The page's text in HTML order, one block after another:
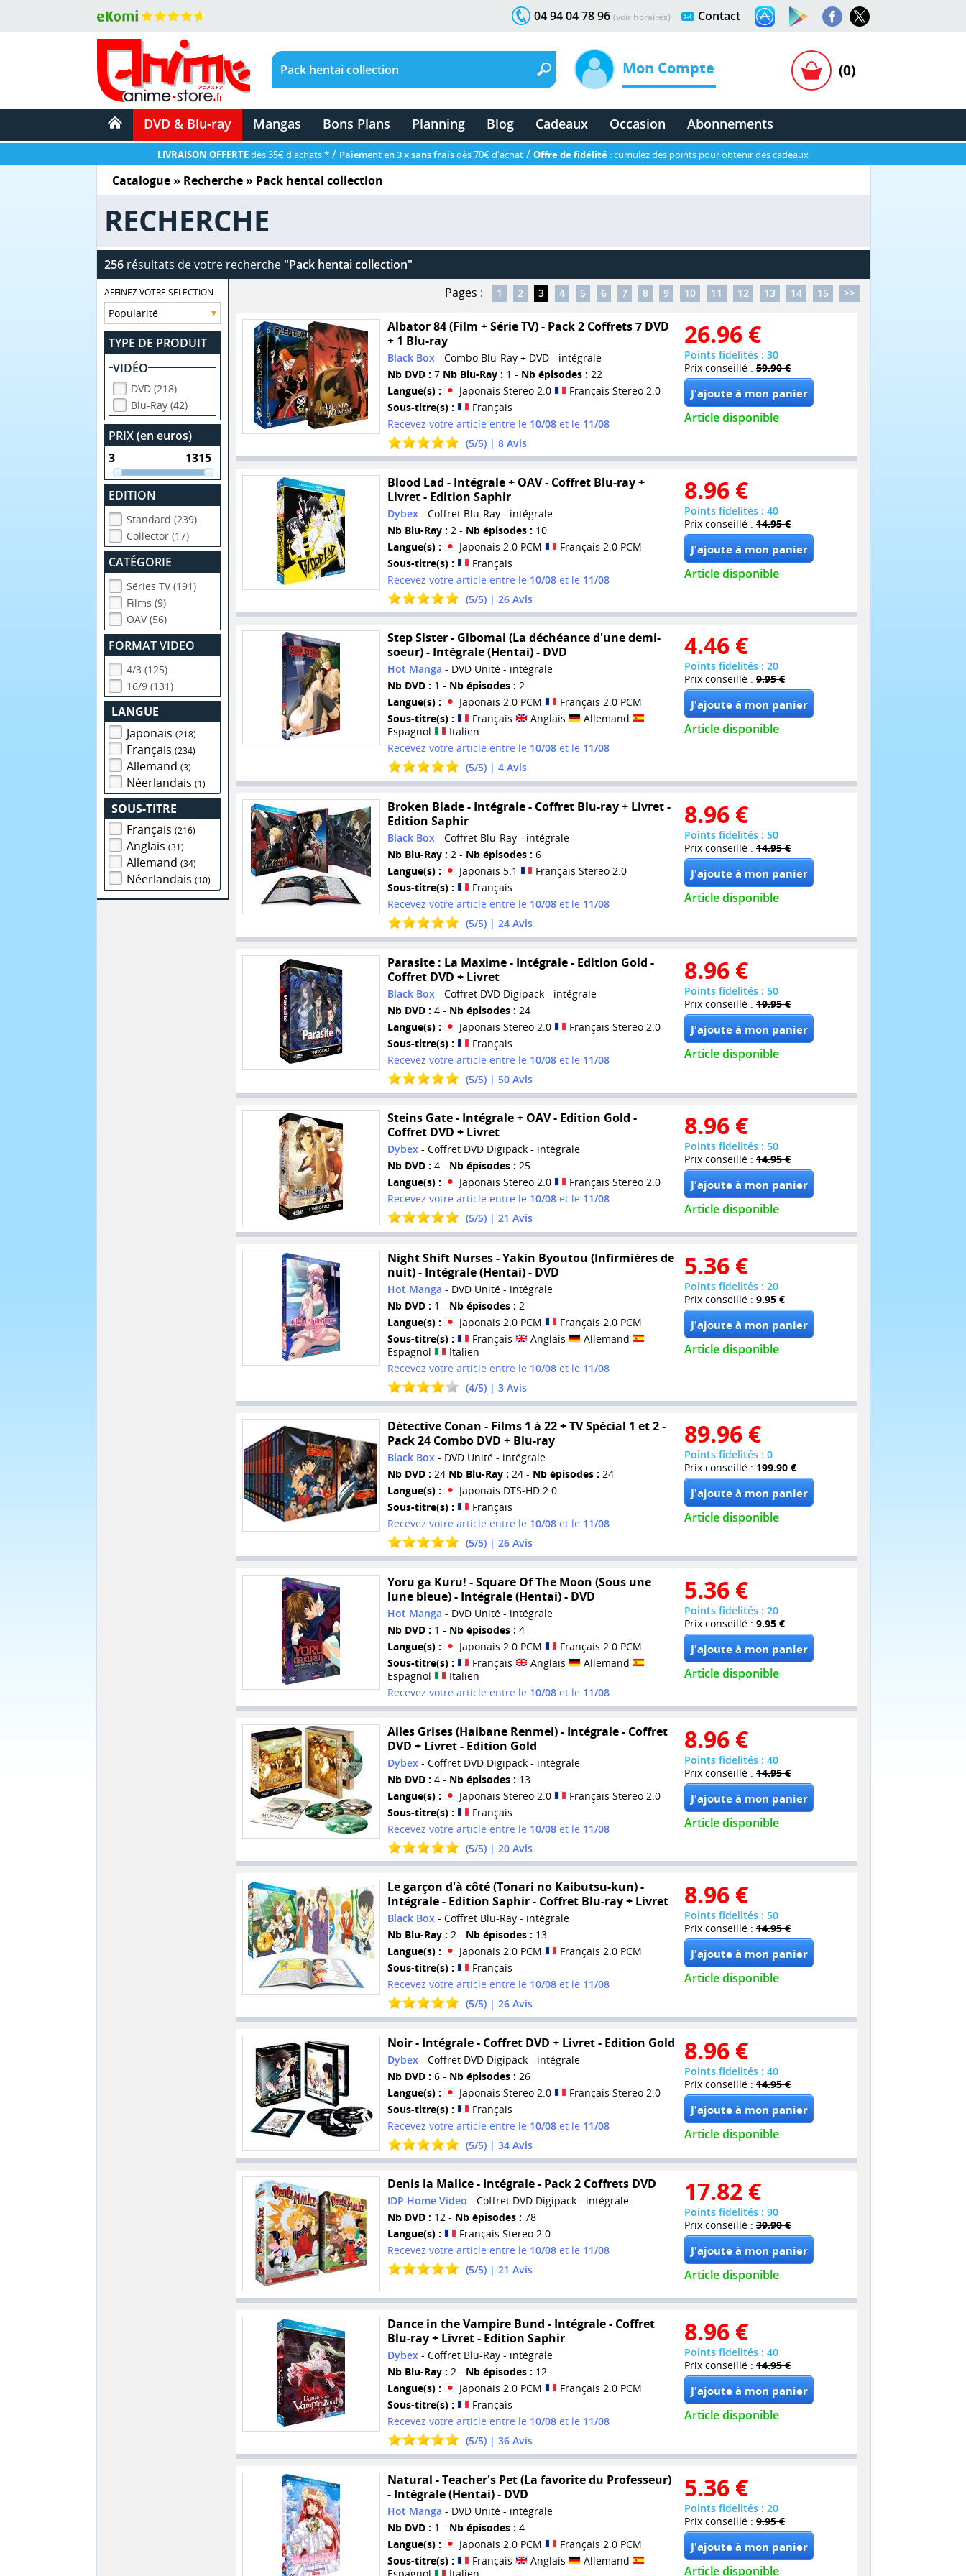
Contact
04 94 04 78 96 (voir horaires)
Mon Compte (0)
DVD & Blu-ray Mangas Bons Plans Planning Blog Cadeaux Occasion Abonnements
LIVRAISON OFFERTEdès 35€ d'achats * / Paiement en 3 x sans fraisdès 70€ d'achat / Offre de fidélité : cumulez des points pour obtenir des cadeaux
Catalogue» Recherche » Pack hentai collection
RECHERCHE
256résultats de votre recherche "Pack hentai collection"
AFFINEZ VOTRE SELECTION
TYPE DE PRODUIT
VIDÉO
DVD (218)
Blu-Ray (42)
PRIX (en euros)
EDITION
Standard (239)
Collector (17)
CATÉGORIE
Séries TV (191)
Films (9)
OAV (56)
FORMAT VIDEO
4/3 (125)
16/9 (131)
LANGUE
Japonais(218)
Français(234)
Allemand(3)
Néerlandais(1)
SOUS-TITRE
Français(216)
Anglais(31)
Allemand(34)
Néerlandais(10)
Pages : 1 2 3 4 5 6 7 8 9 10 11 12 13 14 15 >>
Albator 84 (Film + Série TV) - Pack 2 Coffrets 7 DVD
+ 1 Blu-ray
Black Box- Combo Blu-Ray + DVD - intégrale
Nb DVD : 7 Nb Blu-Ray : 1 - Nb épisodes : 22
Langue(s) :
Japonais Stereo 2.0
Français Stereo 2.0
Sous-titre(s) :
Français
Recevez votre article entre le 10/08et le 11/08
(5/5) | 8Avis
26.96 €
Points fidelités : 30
Prix conseillé : 59.90 €
Article disponible
Blood Lad - Intégrale + OAV - Coffret Blu-ray +
Livret - Edition Saphir
Dybex- Coffret Blu-Ray - intégrale
Nb Blu-Ray : 2 - Nb épisodes : 10
Langue(s) :
Japonais 2.0 PCM
Français 2.0 PCM
Sous-titre(s) :
Français
Recevez votre article entre le 10/08et le 11/08
(5/5) | 26Avis
8.96 €
Points fidelités : 40
Prix conseillé : 14.95 €
Article disponible
Step Sister - Gibomai (La déchéance d'une demi-
soeur) - Intégrale (Hentai) - DVD
Hot Manga - DVD Unité - intégrale
Nb DVD : 1 - Nb épisodes : 2
Langue(s) :
Japonais 2.0 PCM
Français 2.0 PCM
Sous-titre(s) :
Français Anglais
Allemand
Espagnol
Italien
Recevez votre article entre le 10/08et le 11/08
(5/5) | 4Avis
4.46 €
Points fidelités : 20
Prix conseillé : 9.95 €
Article disponible
Broken Blade - Intégrale - Coffret Blu-ray + Livret -
Edition Saphir
Black Box- Coffret Blu-Ray - intégrale
Nb Blu-Ray : 2 - Nb épisodes : 6
Langue(s) :
Japonais 5.1
Français Stereo 2.0
Sous-titre(s) :
Français
Recevez votre article entre le 10/08et le 11/08
(5/5) | 24Avis
8.96 €
Points fidelités : 50
Prix conseillé : 14.95 €
Article disponible
Parasite : La Maxime - Intégrale - Edition Gold -
Coffret DVD + Livret
Black Box - Coffret DVD Digipack - intégrale
Nb DVD : 4 - Nb épisodes : 24
Langue(s) :
Japonais Stereo 2.0
Français Stereo 2.0
Sous-titre(s) :
Français
Recevez votre article entre le 10/08et le 11/08
(5/5) | 50Avis
8.96 €
Points fidelités : 50
Prix conseillé : 19.95 €
Article disponible
Steins Gate - Intégrale + OAV - Edition Gold -
Coffret DVD + Livret
Dybex- Coffret DVD Digipack - intégrale
Nb DVD : 4 - Nb épisodes : 25
Langue(s) :
Japonais Stereo 2.0
Français Stereo 2.0
Recevez votre article entre le 10/08et le 11/08
(5/5) | 21 Avis
8.96 €
Points fidelités : 50
Prix conseillé : 14.95 €
Article disponible
Night Shift Nurses - Yakin Byoutou (Infirmières de
nuit) - Intégrale (Hentai) - DVD
Hot Manga - DVD Unité - intégrale
Nb DVD : 1 - Nb épisodes : 2
Langue(s) :
Japonais 2.0 PCM
Français 2.0 PCM
Sous-titre(s) :
Français Anglais
Allemand
Espagnol
Italien
Recevez votre article entre le 10/08et le 11/08
(4/5) | 3Avis
5.36 €
Points fidelités : 20
Prix conseillé : 9.95 €
Article disponible
Détective Conan - Films 1 à 22 + TV Spécial 1 et 2 -
Pack 24 Combo DVD + Blu-ray
Black Box- DVD Unité - intégrale
Nb DVD : 24 Nb Blu-Ray : 24 - Nb épisodes : 24
Langue(s) :
Japonais DTS-HD 2.0
Sous-titre(s) :
Français
Recevez votre article entre le 10/08et le 11/08
(5/5) | 26Avis
89.96 €
Points fidelités : 0
Prix conseillé : 199.90 €
Article disponible
Yoru ga Kuru! - Square Of The Moon (Sous une
lune bleue) - Intégrale (Hentai) - DVD
Hot Manga - DVD Unité - intégrale
Nb DVD : 1 - Nb épisodes : 4
Langue(s) :
Japonais 2.0 PCM
Français 2.0 PCM
Sous-titre(s) :
Français Anglais
Allemand
Espagnol
Italien
Recevez votre article entre le 10/08et le 11/08
5.36 €
Points fidelités : 20
Prix conseillé : 9.95 €
Article disponible
Ailes Grises (Haibane Renmei) - Intégrale - Coffret
DVD + Livret - Edition Gold
Dybex - Coffret DVD Digipack - intégrale
Nb DVD : 4 - Nb épisodes : 13
Langue(s) :
Japonais Stereo 2.0
Français Stereo 2.0
Sous-titre(s) :
Français
Recevez votre article entre le 10/08et le 11/08
(5/5) | 20Avis
8.96 €
Points fidelités : 40
Prix conseillé : 14.95 €
Article disponible
Le garçon d'à côté (Tonari no Kaibutsu-kun) -
Intégrale - Edition Saphir - Coffret Blu-ray + Livret
Black Box- Coffret Blu-Ray - intégrale
Nb Blu-Ray : 2 - Nb épisodes : 13
Langue(s) :
Japonais 2.0 PCM
Français 2.0 PCM
Sous-titre(s) :
Français
Recevez votre article entre le 10/08et le 11/08
(5/5) | 26Avis
8.96 €
Points fidelités : 50
Prix conseillé : 14.95 €
Article disponible
Noir - Intégrale - Coffret DVD + Livret - Edition Gold
Dybex- Coffret DVD Digipack - intégrale
Nb DVD : 6 - Nb épisodes : 26
Langue(s) :
Japonais Stereo 2.0
Français Stereo 2.0
Sous-titre(s) :
Français
Recevez votre article entre le 10/08et le 11/08
(5/5) | 34Avis
8.96 €
Points fidelités : 40
Prix conseillé : 14.95 €
Article disponible
Denis la Malice - Intégrale - Pack 2 Coffrets DVD
IDP Home Video - Coffret DVD Digipack - intégrale
Nb DVD : 12 - Nb épisodes : 78
Langue(s) :
Français Stereo 2.0
Recevez votre article entre le 10/08et le 11/08
(5/5) | 21 Avis
17.82 €
Points fidelités : 90
Prix conseillé : 39.90 €
Article disponible
Dance in the Vampire Bund - Intégrale - Coffret
Blu-ray + Livret - Edition Saphir
Dybex- Coffret Blu-Ray - intégrale
Nb Blu-Ray : 2 - Nb épisodes : 12
Langue(s) :
Japonais 2.0 PCM
Français 2.0 PCM
Sous-titre(s) :
Français
Recevez votre article entre le 10/08et le 11/08
(5/5) | 36Avis
8.96 €
Points fidelités : 40
Prix conseillé : 14.95 €
Article disponible
Natural - Teacher's Pet (La favorite du Professeur)
- Intégrale (Hentai) - DVD
Hot Manga - DVD Unité - intégrale
Nb DVD : 1 - Nb épisodes : 4
Langue(s) :
Japonais 2.0 PCM
Français 2.0 PCM
Sous-titre(s) :
Français Anglais
Allemand
Espagnol
Italien
5.36 €
Points fidelités : 20
Prix conseillé : 9.95 €
Article disponible